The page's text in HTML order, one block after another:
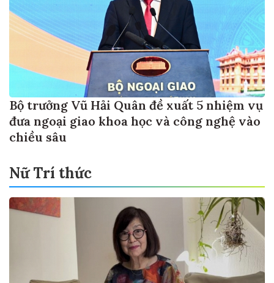
Bộ trưởng Vũ Hải Quân đề xuất 5 nhiệm vụ
đưa ngoại giao khoa học và công nghệ vào
chiều sâu
Nữ Trí thức